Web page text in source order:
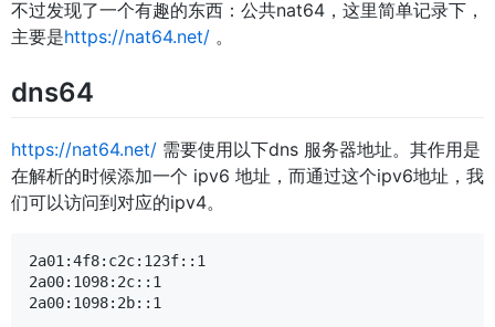
不过发现了一个有趣的东西：公共nat64，这里简单记录下，
主要是https://nat64.net/ 。
dns64
https://nat64.net/ 需要使用以下dns 服务器地址。其作用是
在解析的时候添加一个 ipv6 地址，而通过这个ipv6地址，我
们可以访问到对应的ipv4。
2a01:4f8:c2c:123f::1
2a00:1098:2c::1